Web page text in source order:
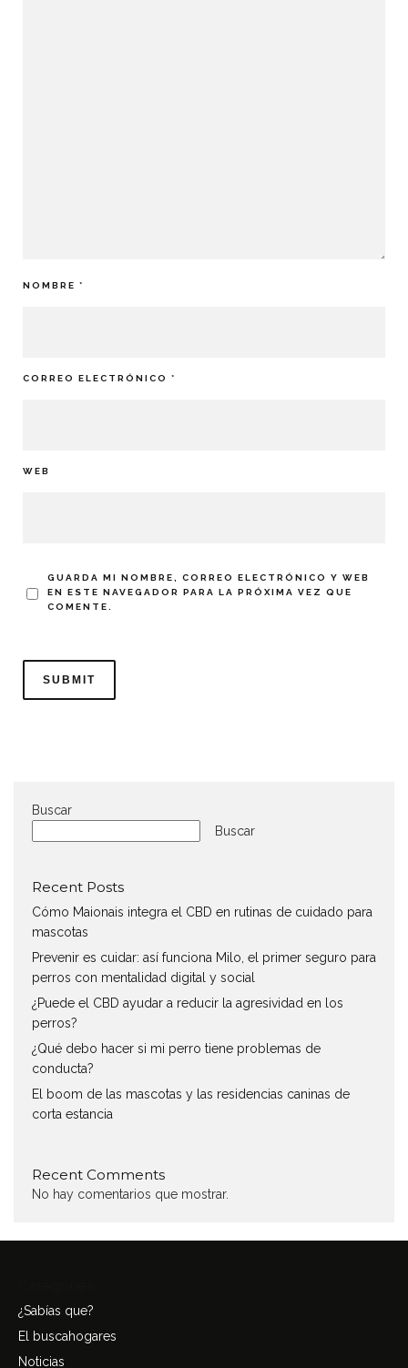
NOMBRE *
CORREO ELECTRÓNICO *
WEB
GUARDA MI NOMBRE, CORREO ELECTRÓNICO Y WEB
EN ESTE NAVEGADOR PARA LA PRÓXIMA VEZ QUE
COMENTE.
Buscar
Buscar
Recent Posts
Cómo Maionais integra el CBD en rutinas de cuidado para
mascotas
Prevenir es cuidar: así funciona Milo, el primer seguro para
perros con mentalidad digital y social
¿Puede el CBD ayudar a reducir la agresividad en los
perros?
¿Qué debo hacer si mi perro tiene problemas de
conducta?
El boom de las mascotas y las residencias caninas de
corta estancia
Recent Comments
No hay comentarios que mostrar.
¿Sabías que?
El buscahogares
Noticias